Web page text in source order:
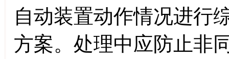
自动装置动作情况进行
方案。处理中应防止非